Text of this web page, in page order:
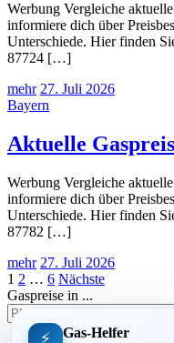
Werbung Vergleiche
informiere dich über
Unterschiede. Hier finden
87724 […]
mehr 27. Juli 2026
Bayern
Aktuelle
Werbung Vergleiche
informiere dich über
Unterschiede. Hier finden
87782 […]
mehr 27. Juli 2026
der
Beiträge
1 2 … 6 Nächste
Gaspreise in ...
⚡ Gas-Helfer